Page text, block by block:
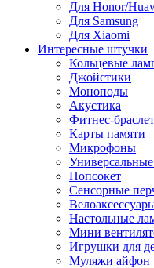
Для Honor/
Для Samsung
Для Xiaomi
Интересные штучки
Кольцевые
Джойстики
Моноподы
Акустика
Фитнес-
Карты памяти
Микрофоны
Универсальные
Попсокет
Сенсорные
Настольные
Мини
Игрушки для
Муляжи айфон